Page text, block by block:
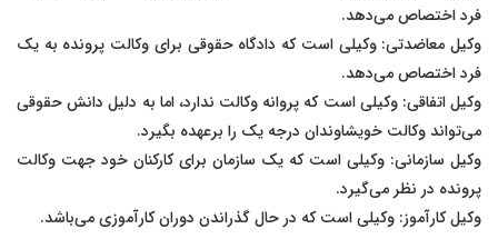
فرد اختصاص می‌دهد.
وکیل معاضدتی: وکیلی است که دادگاه حقوقی برای وکالت پرونده به یک
فرد اختصاص می‌دهد.
وکیل اتفاقی: وکیلی است که پروانه وکالت ندارد، اما به دلیل دانش حقوقی
می‌تواند وکالت خویشاوندان درجه یک را برعهده بگیرد.
وکیل سازمانی: وکیلی است که یک سازمان برای کارکنان خود جهت وکالت
پرونده در نظر می‌گیرد.
وکیل کارآموز: وکیلی است که در حال گذراندن دوران کارآموزی می‌باشد.